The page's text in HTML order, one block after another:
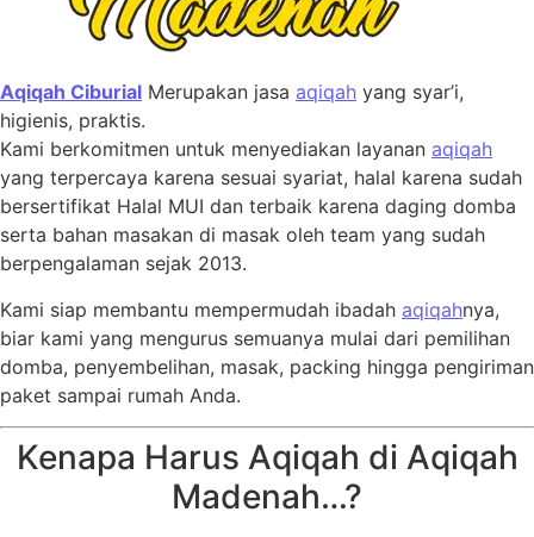
Aqiqah Ciburial Merupakan jasa aqiqah yang syar’i,
higienis, praktis.
Kami berkomitmen untuk menyediakan layanan aqiqah
yang terpercaya karena sesuai syariat, halal karena sudah
bersertifikat Halal MUI dan terbaik karena daging domba
serta bahan masakan di masak oleh team yang sudah
berpengalaman sejak 2013.
Kami siap membantu mempermudah ibadah aqiqahnya,
biar kami yang mengurus semuanya mulai dari pemilihan
domba, penyembelihan, masak, packing hingga pengiriman
paket sampai rumah Anda.
Kenapa Harus Aqiqah di Aqiqah
Madenah…?